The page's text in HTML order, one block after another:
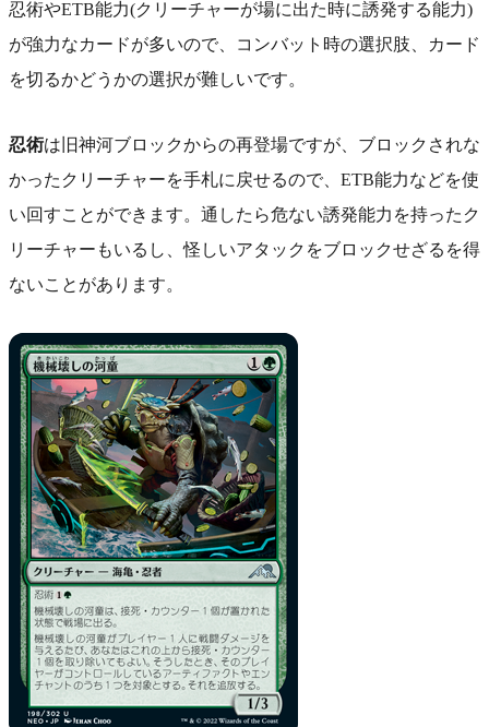
忍術やETB能力(クリーチャーが場に出た時に誘発する能力)
が強力なカードが多いので、コンバット時の選択肢、カード
を切るかどうかの選択が難しいです。
忍術は旧神河ブロックからの再登場ですが、ブロックされな
かったクリーチャーを手札に戻せるので、ETB能力などを使
い回すことができます。通したら危ない誘発能力を持ったク
リーチャーもいるし、怪しいアタックをブロックせざるを得
ないことがあります。